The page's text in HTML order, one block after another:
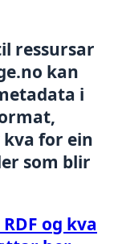
ressursar
kan
i
for ein
som blir
og kva